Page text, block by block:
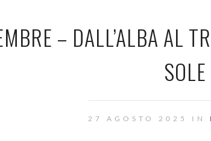
– DALL’ALBA AL
SOLE
27 AGOSTO 2025 IN